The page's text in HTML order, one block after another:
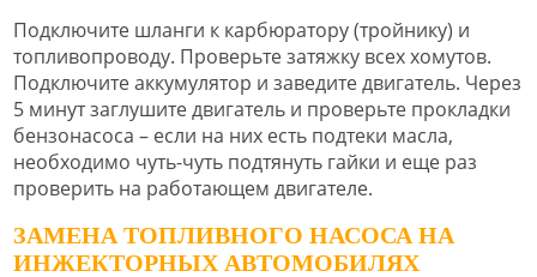
Подключите шланги к карбюратору (тройнику) и
топливопроводу. Проверьте затяжку всех хомутов.
Подключите аккумулятор и заведите двигатель. Через
5 минут заглушите двигатель и проверьте прокладки
бензонасоса – если на них есть подтеки масла,
необходимо чуть-чуть подтянуть гайки и еще раз
проверить на работающем двигателе.
ЗАМЕНА ТОПЛИВНОГО НАСОСА НА
ИНЖЕКТОРНЫХ АВТОМОБИЛЯХ